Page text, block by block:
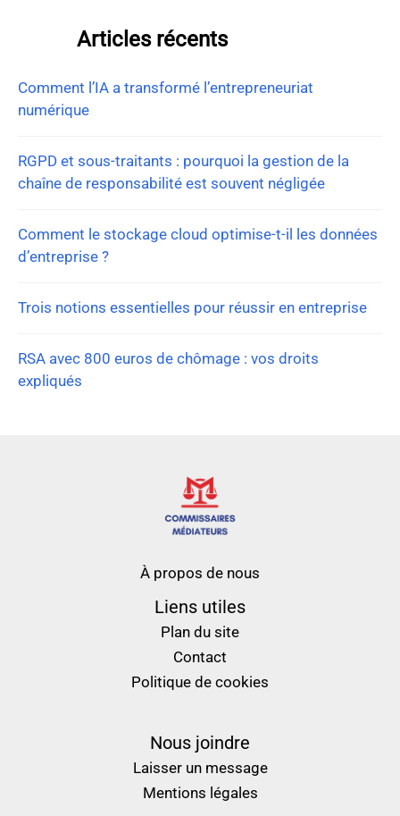
Articles récents
Comment l’IA a transformé l’entrepreneuriat
numérique
RGPD et sous-traitants : pourquoi la gestion de la
chaîne de responsabilité est souvent négligée
Comment le stockage cloud optimise-t-il les données
d’entreprise ?
Trois notions essentielles pour réussir en entreprise
RSA avec 800 euros de chômage : vos droits
expliqués
À propos de nous
Liens utiles
Plan du site
Contact
Politique de cookies
Nous joindre
Laisser un message
Mentions légales